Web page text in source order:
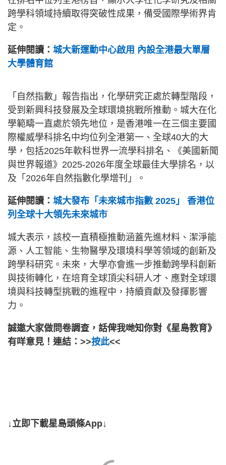
跨學科領域持續取得突破性成果，備受國際學術界肯
定。
延伸閱讀： 城大新運動中心啟用 內設全港最大單層
大學體育館
「自然指數」報告指出，化學研究正處於轉型階段，
受到新興科技發展及全球環境挑戰所推動。城大在化
學範疇一直處於領先地位，是香港唯一在三個主要國
際權威學科排名中均位列全港第一、全球40大的大
學，包括2025年軟科世界一流學科排名、《美國新聞
與世界報道》2025-2026年度全球最佳大學排名，以
及「2026年自然指數化學增刊」。
延伸閱讀： 城大發布「未來城市指數 2025」 香港位
列全球十大領先未來城市
城大表示，該校一直積極推動涵蓋先進材料、潔淨能
源、人工智能、生物醫學及環境科學等領域的創新及
跨學科研究。未來，大學亦會進一步推動跨學科創新
與技術轉化，在培育全球頂尖科研人才、應對全球環
境與科技轉型挑戰的進程中，持續貢獻及發揮影響
力。
誠邀大家做問卷調查，話俾我哋知你對《星島教育》
有咩意見！連結：>>按此<<
↓立即下載星島頭條App↓